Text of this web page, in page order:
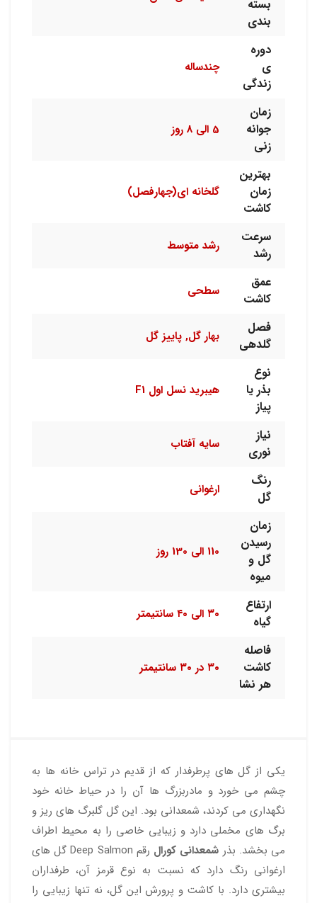
بسته
بندی
دوره
ی
زندگی
چندساله
زمان
جوانه
زنی
5 الی 8 روز
بهترین
زمان
کاشت
گلخانه ای(جهارفصل)
سرعت
رشد
رشد متوسط
عمق
کاشت
سطحی
فصل
گلدهی
بهار گل, پاییز گل
نوع
بذر یا
پیاز
هیبرید نسل اول F1
نیاز
نوری
سایه آفتاب
رنگ
گل
ارغوانی
زمان
رسیدن
گل و
میوه
110 الی 130 روز
ارتفاع
گیاه
۳۰ الی ۴۰ سانتیمتر
فاصله
کاشت
هر نشا
۳۰ در ۳۰ سانتیمتر
یکی از گل های پرطرفدار که از قدیم در تراس خانه ها به
چشم می خورد و مادربزرگ ها آن را در حیاط خانه خود
نگهداری می کردند، شمعدانی بود. این گل گلبرگ های ریز و
برگ های مخملی دارد و زیبایی خاصی را به محیط اطراف
می بخشد. بذر شمعدانی کورال
رقم Deep Salmon گل های
ارغوانی رنگ دارد که نسبت به نوع قرمز آن، طرفداران
بیشتری دارد. با کاشت و پرورش این گل، نه تنها زیبایی را